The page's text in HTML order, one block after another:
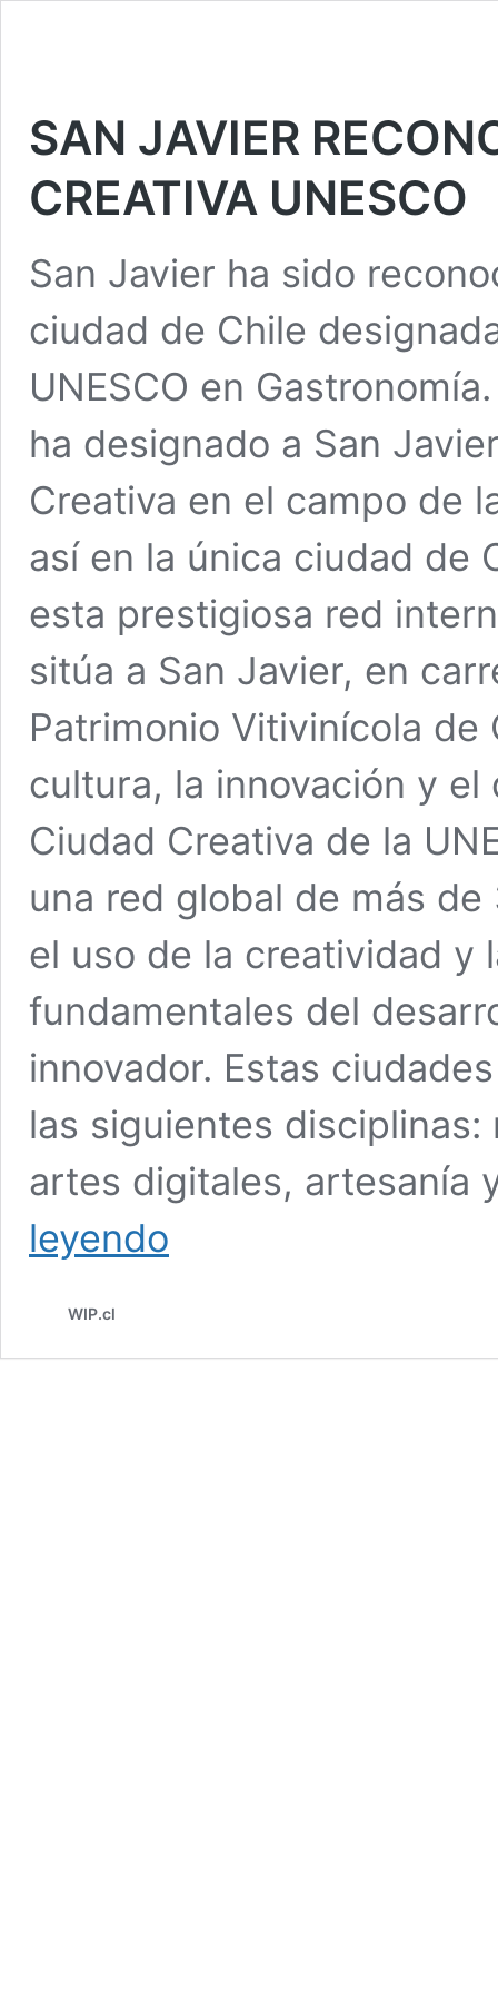
SAN JAVIER
CREATIVA UNESCO
San Javier ha sido
ciudad de Chile
UNESCO en
ha designado a San
Creativa en el campo de
así en la única ciudad de
esta prestigiosa red
sitúa a San Javier, en
Patrimonio Vitivinícola de
cultura, la innovación y
Ciudad Creativa de la
una red global de más
el uso de la creatividad y
fundamentales del
innovador. Estas
las siguientes
artes digitales, artesanía
leyendo
UNESCO
WIP.cl